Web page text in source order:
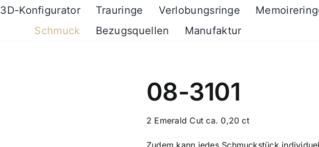
3D-Konfigurator Trauringe Verlobungsringe
Schmuck
Bezugsquellen Manufaktur
08-3101
2 Emerald Cut ca. 0,20 ct
Zudem kann jedes Schmuckstück